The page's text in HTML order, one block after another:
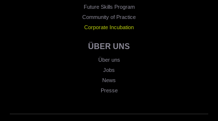
Future Skills Program
Community of Practice
Corporate Incubation
ÜBER UNS
Über uns
Jobs
News
Presse